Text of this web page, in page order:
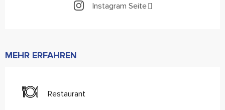
Instagram Seite
MEHR ERFAHREN
Restaurant